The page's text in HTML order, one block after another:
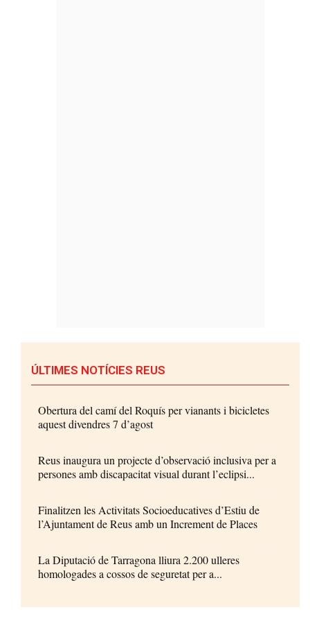
ÚLTIMES NOTÍCIES REUS
Obertura del camí del Roquís per vianants i bicicletes
aquest divendres 7 d’agost
Reus inaugura un projecte d’observació inclusiva per a
persones amb discapacitat visual durant l’eclipsi...
Finalitzen les Activitats Socioeducatives d’Estiu de
l’Ajuntament de Reus amb un Increment de Places
La Diputació de Tarragona lliura 2.200 ulleres
homologades a cossos de seguretat per a...